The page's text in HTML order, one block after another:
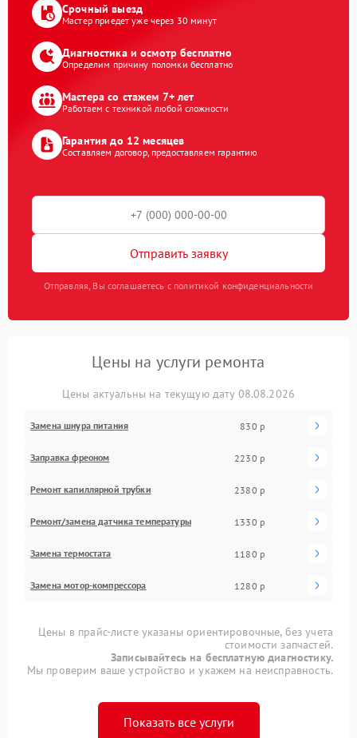
Срочный выезд
Мастер приедет уже через 30 минут
Диагностика и осмотр бесплатно
Определим причину поломки бесплатно
Мастера со стажем 7+ лет
Работаем с техникой любой сложности
Гарантия до 12 месяцев
Составляем договор, предоставляем гарантию
Отправить заявку
Отправляя, Вы соглашаетесь с политикой конфиденциальности
Цены на услуги ремонта
Цены актуальны на текущую дату 08.08.2026
Замена шнура питания 830 р
Заправка фреоном 2230 р
Ремонт капиллярной трубки 2380 р
Ремонт/замена датчика температуры 1330 р
Замена термостата 1180 р
Замена мотор-компрессора 1280 р
Цены в прайс-листе указаны ориентировочные, без учета
стоимости запчастей.
Записывайтесь на бесплатную диагностику.
Мы проверим ваше устройство и укажем на неисправность.
Показать все услуги